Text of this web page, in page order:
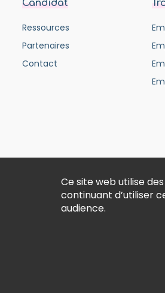
Candidat
Ressources
Partenaires
Contact
Ce site web utilise
continuant d’utiliser
audience.